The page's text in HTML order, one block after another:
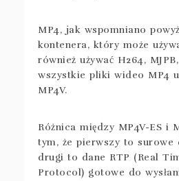
MP4, jak wspomniano
kontenera, który może
również używać H264,
wszystkie pliki wideo MP4
MP4V.
Różnica między MP4V-ES i
tym, że pierwszy to surowe
drugi to dane RTP (Real
Protocol) gotowe do